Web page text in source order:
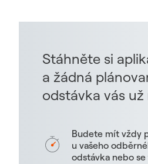
Stáhněte si
a žádná
odstávka vás už
Budete mít vždy
u vašeho
odstávka nebo